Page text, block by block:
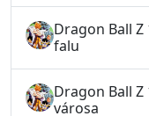
Dragon Ball Z
falu
Dragon Ball Z
városa